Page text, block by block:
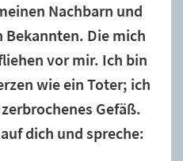
Nachbarn und
Bekannten. Die mich
vor mir. Ich bin
wie ein Toter; ich
Gefäß.
dich und spreche: